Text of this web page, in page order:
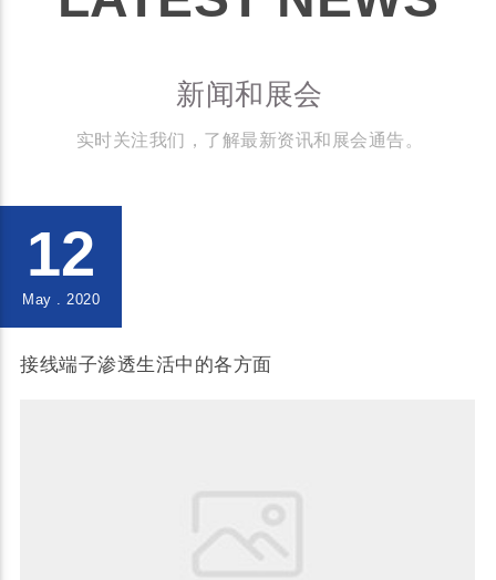
新闻和展会
实时关注我们，了解最新资讯和展会通告。
12
May . 2020
接线端子渗透生活中的各方面